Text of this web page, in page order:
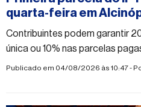
quarta-feira em
Contribuintes podem garantir
única ou 10% nas parcelas
Publicado em 04/08/2026 às 10:47 -